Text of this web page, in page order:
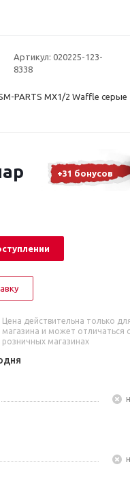
Артикул: 020225-123-
8338
PARTS MX1/2 Waffle серые
+31 бонусов
Цена действительна только
магазина и может отличаться
розничных магазинах